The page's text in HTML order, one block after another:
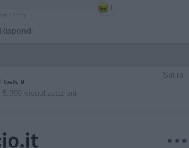
1
21:15
Rispondi
Satira
livello 9
5.999 visualizzazioni